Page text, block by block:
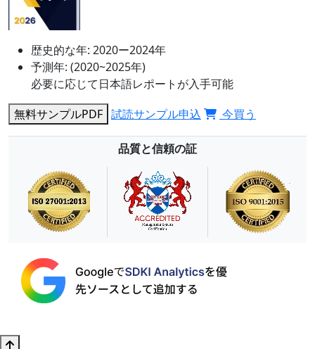
歴史的な年: 2020ー2024年
予測年: (2020~2025年)
必要に応じて日本語レポートが入手可能
無料サンプルPDF 試読サンプル申込 今買う
品質と信頼の証